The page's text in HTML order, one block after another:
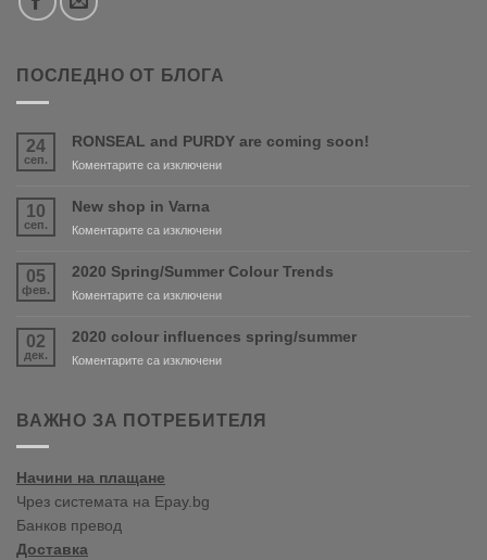
ПОСЛЕДНО ОТ БЛОГА
24
сеп.
RONSEAL and PURDY are coming soon!
Коментарите са изключениза
are
soon!
10
сеп.
New shop in Varna
Коментарите са изключениза
shop
Varna
05
фев.
2020 Spring/Summer Colour Trends
Коментарите са изключениза
Spring/Summer
Trends
02
дек.
2020 colour influences spring/summer
Коментарите са изключениза
influences
ВАЖНО ЗА ПОТРЕБИТЕЛЯ
Начини на плащане
Чрез системата на Epay.bg
Банков превод
Доставка